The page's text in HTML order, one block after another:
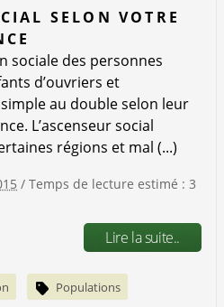
SELON VOTRE
sociale des personnes
d’ouvriers et
au double selon leur
L’ascenseur social
régions et mal (...)
/ Temps de lecture estimé : 3
Lire la suite..
Populations